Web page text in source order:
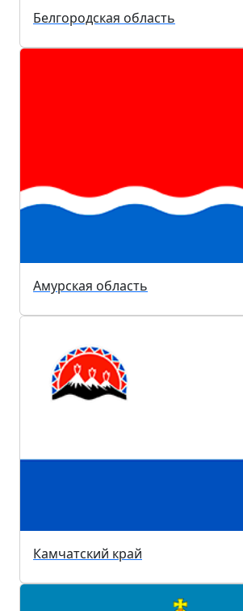
Белгородская область
Амурская область
Камчатский край